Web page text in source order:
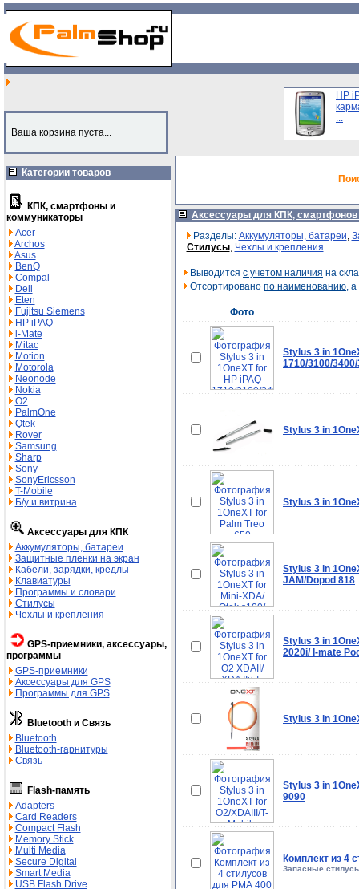
Ваша корзина пуста...
Категории товаров
КПК, смартфоны и
коммуникаторы
Acer
Archos
Asus
BenQ
Compal
Dell
Eten
Fujitsu Siemens
HP iPAQ
i-Mate
Mitac
Motion
Motorola
Neonode
Nokia
O2
PalmOne
Qtek
Rover
Samsung
Sharp
Sony
SonyEricsson
T-Mobile
Б/у и витрина
Аксессуары для КПК
Аккумуляторы, батареи
Защитные пленки на экран
Кабели, зарядки, кредлы
Клавиатуры
Программы и словари
Стилусы
Чехлы и крепления
GPS-приемники, аксессуары,
программы
GPS-приемники
Аксессуары для GPS
Программы для GPS
Bluetooth и Связь
Bluetooth
Bluetooth-гарнитуры
Связь
Flash-память
Adapters
Card Readers
Compact Flash
Memory Stick
Multi Media
Secure Digital
Smart Media
USB Flash Drive
HP
...
Аксессуары для КПК, смартфонов
Разделы: Аккумуляторы, батареи,
Стилусы, Чехлы и крепления
Выводится с учетом наличия на
Отсортировано по наименованию,
Фото
Stylus 3 in
1710/3100/
Stylus 3 in
Stylus 3 in
Stylus 3 in
JAM/Dopod 818
Stylus 3 in
2020i/ I-mate
Stylus 3 in
Stylus 3 in
9090
Комплект из 4
Запасные